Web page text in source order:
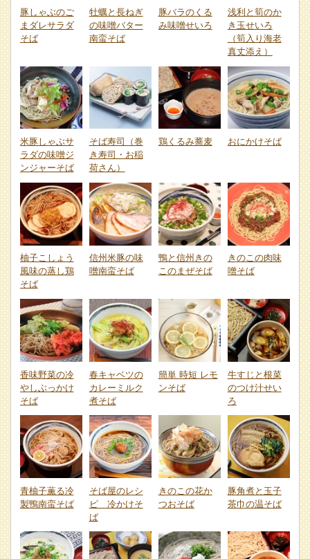
豚しゃぶのご
まダレサラダ
そば
牡蠣と長ねぎ
の味噌バター
南蛮そば
豚バラのくる
み味噌せいろ
浅利と筍のか
き玉せいろ
（筍入り海老
真丈添え）
米豚しゃぶサ
ラダの味噌ジ
ンジャーそば
そば寿司（巻
き寿司・お稲
荷さん）
鶏くるみ蕎麦 おにかけそば
柚子こしょう
風味の蒸し鶏
そば
信州米豚の味
噌南蛮そば
鴨と信州きの
このまぜそば
きのこの肉味
噌そば
香味野菜の冷
やしぶっかけ
そば
春キャベツの
カレーミルク
煮そば
簡単 時短 レモ
ンそば
牛すじと根菜
のつけ汁せい
ろ
青柚子薫る冷
製鴨南蛮そば
そば屋のレシ
ピ 冷かけそ
ば
きのこの花か
つおそば
豚角煮と玉子
茶巾の温そば